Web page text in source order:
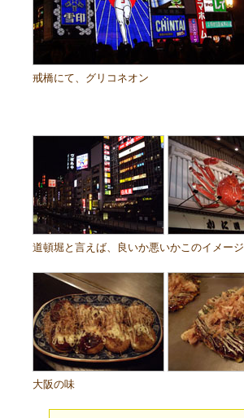
戒橋にて、グリコネオン
道頓堀と言えば、良いか悪いかこのイメージ
大阪の味